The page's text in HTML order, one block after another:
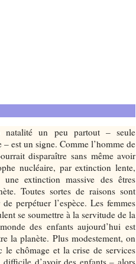
natalité un peu partout – seule
– est un signe. Comme l’homme de
disparaître sans même avoir
nucléaire, par extinction lente,
une extinction massive des êtres
Toutes sortes de raisons sont
perpétuer l’espèce. Les femmes
se soumettre à la servitude de la
des enfants aujourd’hui est
la planète. Plus modestement, on
le chômage et la crise de services
d’avoir des enfants – alors